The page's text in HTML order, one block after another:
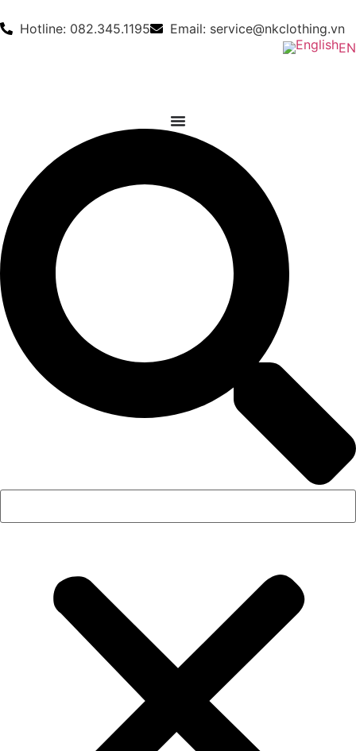
Hotline: 082.345.1195
Email: service@nkclothing.vn
EN